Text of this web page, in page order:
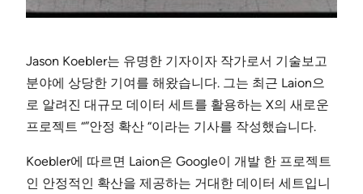
Jason Koebler는 유명한 기자이자 작가로서 기술보고
분야에 상당한 기여를 해왔습니다. 그는 최근 Laion으
로 알려진 대규모 데이터 세트를 활용하는 X의 새로운
프로젝트 “”안정 확산 “이라는 기사를 작성했습니다.
Koebler에 따르면 Laion은 Google이 개발 한 프로젝트
인 안정적인 확산을 제공하는 거대한 데이터 세트입니